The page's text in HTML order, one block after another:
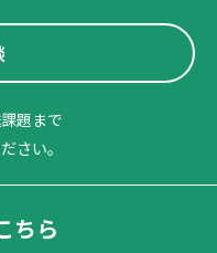
題まで
さい。
ちら